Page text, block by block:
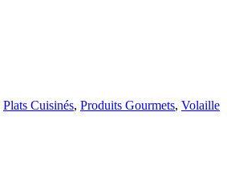
Plats Cuisinés, Produits Gourmets, Volaille